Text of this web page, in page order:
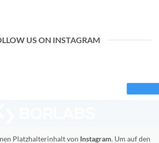
US ON INSTAGRAM
Platzhalterinhalt von Instagram. Um auf den